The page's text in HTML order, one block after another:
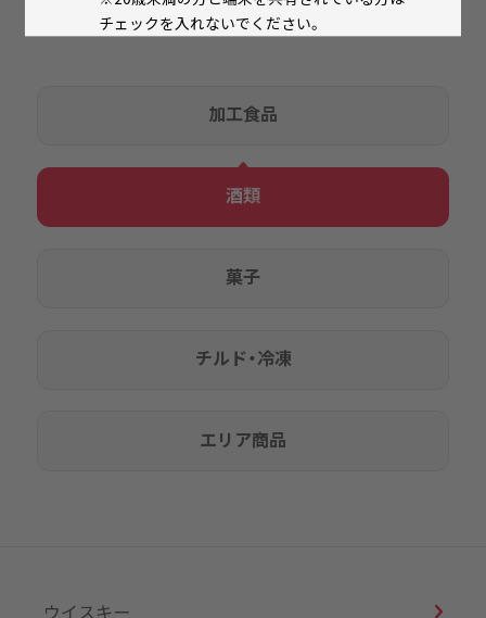
チェックを入れないでください。
加工食品
酒類
菓子
チルド・冷凍
エリア商品
ウイスキー